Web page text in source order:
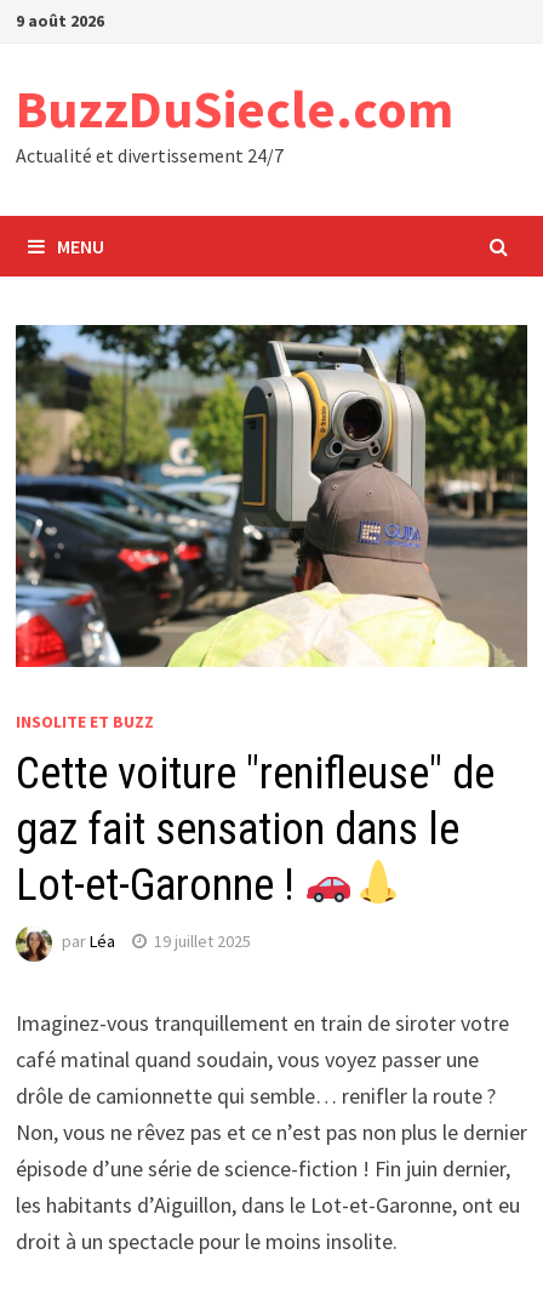
Passer
9 août 2026
BuzzDuSiecle.com
Actualité et divertissement 24/7
MENU
INSOLITE ET BUZZ
Cette voiture "renifleuse" de
gaz fait sensation dans le
Lot-et-Garonne !
parLéa 19 juillet 2025
Imaginez-vous tranquillement en train de siroter votre
café matinal quand soudain, vous voyez passer une
drôle de camionnette qui semble… renifler la route ?
Non, vous ne rêvez pas et ce n’est pas non plus le dernier
épisode d’une série de science-fiction ! Fin juin dernier,
les habitants d’Aiguillon, dans le Lot-et-Garonne, ont eu
droit à un spectacle pour le moins insolite.